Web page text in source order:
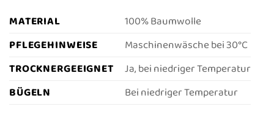
MATERIAL
100% Baumwolle
PFLEGEHINWEISE
Maschinenwäsche bei 30°C
TROCKNERGEEIGNET
Ja, bei niedriger Temperatur
BÜGELN
Bei niedriger Temperatur